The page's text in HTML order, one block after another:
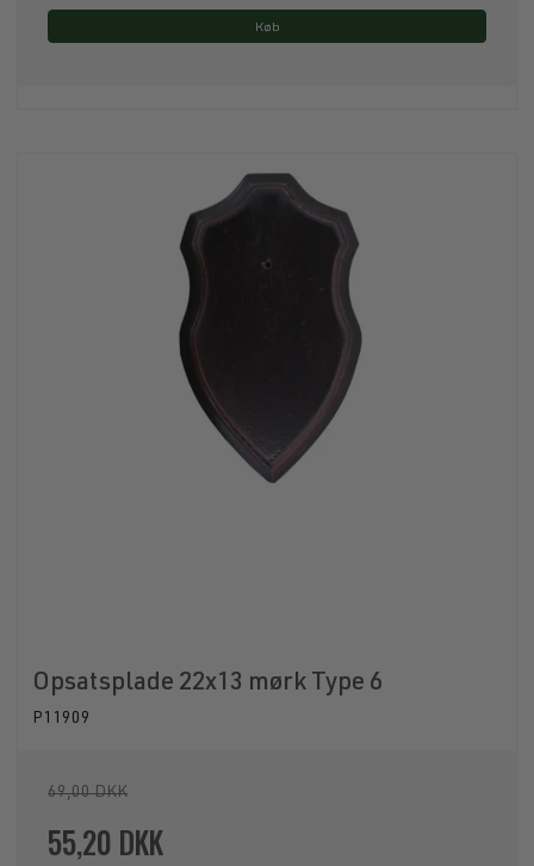
Køb
Opsatsplade 22x13 mørk Type 6
P11909
69,00 DKK
55,20 DKK